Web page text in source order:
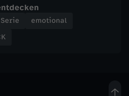
Serie
emotional